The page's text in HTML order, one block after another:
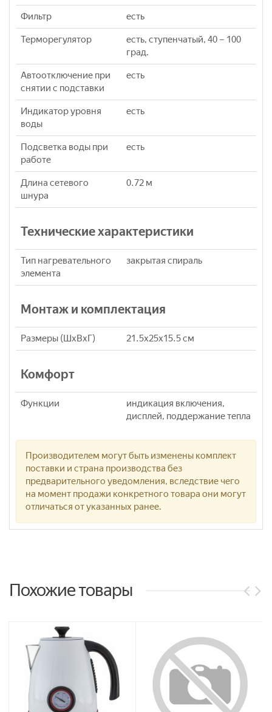
Фильтр есть
Терморегулятор
есть, ступенчатый, 40 – 100
град.
Автоотключение при
снятии с подставки
есть
Индикатор уровня
воды
есть
Подсветка воды при
работе
есть
Длина сетевого
шнура
0.72 м
Технические характеристики
Тип нагревательного
элемента
закрытая спираль
Монтаж и комплектация
Размеры (ШхВхГ) 21.5x25x15.5 см
Комфорт
Функции
индикация включения,
дисплей, поддержание тепла
Производителем могут быть изменены комплект
поставки и страна производства без
предварительного уведомления, вследствие чего
на момент продажи конкретного товара они могут
отличаться от указанных ранее.
Похожие товары